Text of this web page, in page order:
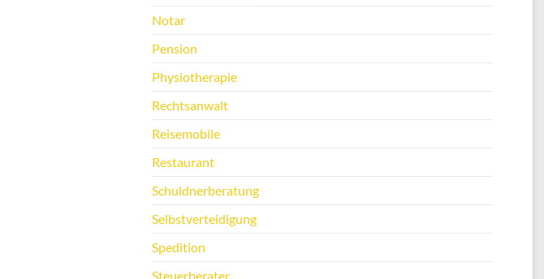
Notar
Pension
Physiotherapie
Rechtsanwalt
Reisemobile
Restaurant
Schuldnerberatung
Selbstverteidigung
Spedition
Steuerberater